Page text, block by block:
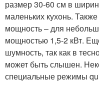
размер 30-60 см в
маленьких кухонь.
мощность – для
мощностью 1,5-2 кВт.
шумность, так как в
может быть слышен.
специальные режимы